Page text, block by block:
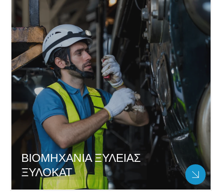
ΒΙΟΜΗΧΑΝΙΑ ΞΥΛΕΙΑΣ
ΞΥΛΟΚΑΤ